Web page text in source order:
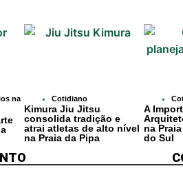
na
Cotidiano
Kimura Jiu Jitsu
consolida tradição e
atrai atletas de alto nível
na Praia da Pipa
A
na
do Sul